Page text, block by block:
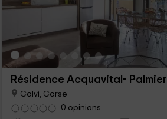
Résidence Acquavital- Palmier
Calvi, Corse
0 opinions